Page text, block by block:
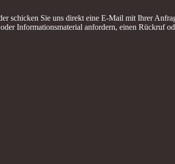
schicken Sie uns direkt eine E-Mail mit Ihrer
Informationsmaterial anfordern, einen Rückruf